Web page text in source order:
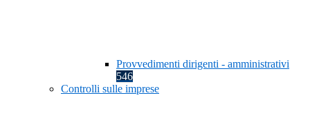
Provvedimenti dirigenti - amministrativi
546
Controlli sulle imprese